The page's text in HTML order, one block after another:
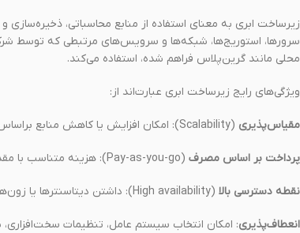
زیرساخت ابری به معنای استفاده از منابع محاسباتی،
محلی مانند گرین‌پلاس فراهم شده، استفاده می‌کند.
ویژگی‌های رایج زیرساخت ابری عبارت‌اند از:
مقیاس‌پذیری (Scalability): امکان افزایش یا کاهش منابع براساس نیاز.
پرداخت بر اساس مصرف (Pay-as-you-go): هزینه متناسب با مقدار استفاده از منابع.
نقطه دسترسی بالا (High availability): داشتن دیتاسنترها یا زون‌های متعدد برای کاهش احتمال قطعی.
انعطاف‌پذیری: امکان انتخاب سیستم عامل، تنظیمات